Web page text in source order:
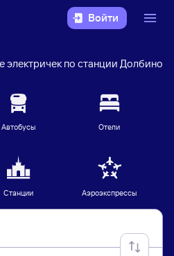
Войти
электричек по станции Долбино
Автобусы Отели
Станции Аэроэкспрессы